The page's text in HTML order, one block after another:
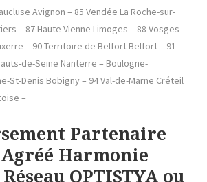
Avignon – 85 Vendée La Roche-sur-
– 87 Haute Vienne Limoges – 88 Vosges
– 90 Territoire de Belfort Belfort – 91
de-Seine Nanterre – Boulogne-
St-Denis Bobigny – 94 Val-de-Marne Créteil
–
Partenaire
Harmonie
OPTISTYA ou